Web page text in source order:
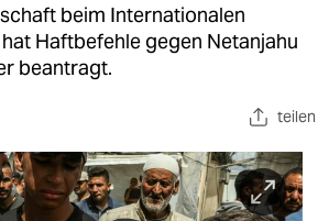
beim Internationalen
Haftbefehle gegen Netanjahu
beantragt.
teilen